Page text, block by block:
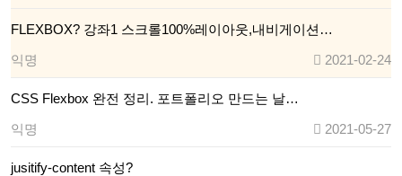
FLEXBOX? 강좌1 스크롤100%레이아웃,내비게이션…
익명
2021-02-24
CSS Flexbox 완전 정리. 포트폴리오 만드는 날…
익명
2021-05-27
jusitify-content 속성?